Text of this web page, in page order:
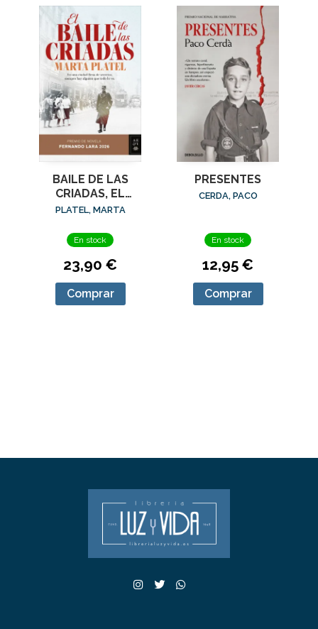
BAILE DE LAS
CRIADAS, EL
(PREMIO
2026)
PLATEL, MARTA
En stock
23,90 €
Comprar
PRESENTES
CERDA, PACO
En stock
12,95 €
Comprar